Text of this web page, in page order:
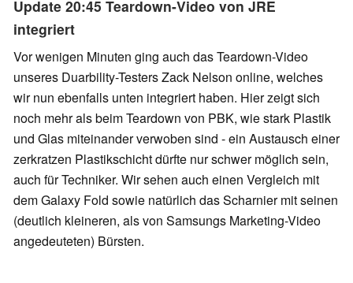
Update 20:45 Teardown-Video von JRE
integriert
Vor wenigen Minuten ging auch das Teardown-Video
unseres Duarbility-Testers Zack Nelson online, welches
wir nun ebenfalls unten integriert haben. Hier zeigt sich
noch mehr als beim Teardown von PBK, wie stark Plastik
und Glas miteinander verwoben sind - ein Austausch einer
zerkratzen Plastikschicht dürfte nur schwer möglich sein,
auch für Techniker. Wir sehen auch einen Vergleich mit
dem Galaxy Fold sowie natürlich das Scharnier mit seinen
(deutlich kleineren, als von Samsungs Marketing-Video
angedeuteten) Bürsten.